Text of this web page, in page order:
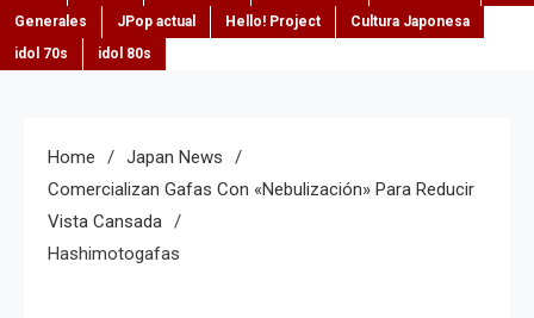
Generales
JPop actual Hello! Project
Cultura Japonesa
idol 70s
idol 80s
Home
Japan News
Comercializan Gafas Con «nebulización» Para Reducir
Vista Cansada
Hashimotogafas